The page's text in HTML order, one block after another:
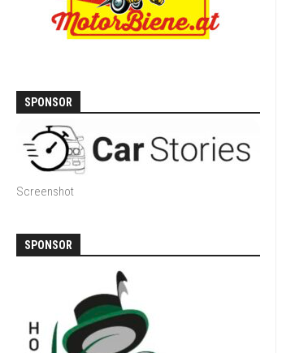
SPONSOR
Screenshot
SPONSOR